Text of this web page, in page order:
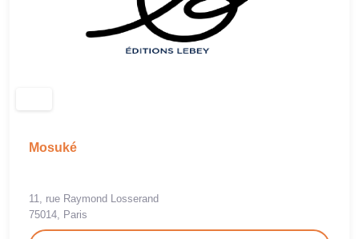
Mosuké
11, rue Raymond Losserand
75014, Paris